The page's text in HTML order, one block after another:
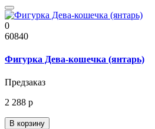
0
60840
Фигурка Дева-кошечка (янтарь)
Предзаказ
2 288 р
В корзину